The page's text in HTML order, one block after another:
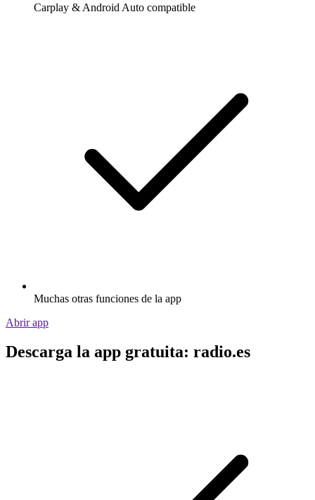
Carplay & Android Auto compatible
Muchas otras funciones de la app
Abrir app
Descarga la app gratuita: radio.es